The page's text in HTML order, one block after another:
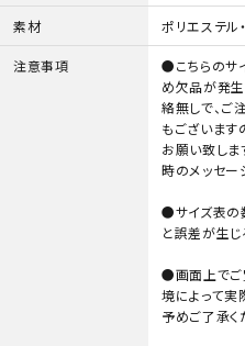
素材 ポリエステル
注意事項
●こちらのサ
め欠品が発
絡無しで、ご
もございます
お願い致し
時のメッセー
●サイズ表の
と誤差が生じ
●画面上でご
境によって実
予めご了承く